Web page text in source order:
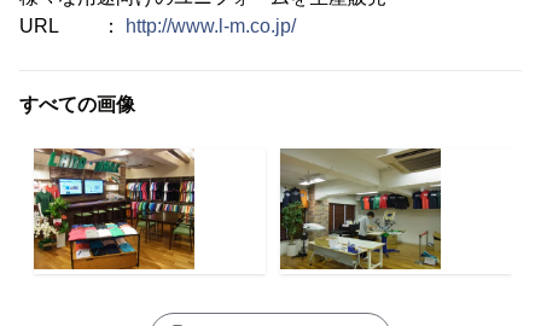
URL ：
http://www.l-m.co.jp/
すべての画像